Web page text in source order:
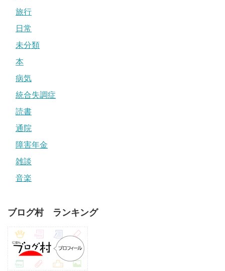
旅行
日常
未分類
本
病気
統合失調症
読書
通院
障害年金
雑談
音楽
ブログ村 ランキング